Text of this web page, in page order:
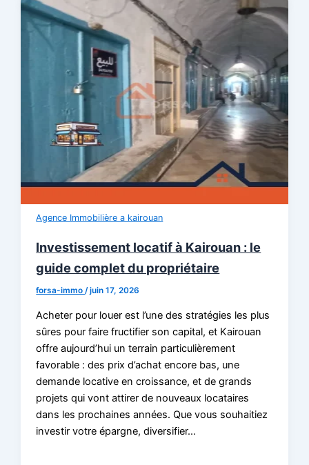
Agence Immobilière a kairouan
Investissement locatif à Kairouan : le
guide complet du propriétaire
forsa-immo/juin 17, 2026
Acheter pour louer est l’une des stratégies les plus
sûres pour faire fructifier son capital, et Kairouan
offre aujourd’hui un terrain particulièrement
favorable : des prix d’achat encore bas, une
demande locative en croissance, et de grands
projets qui vont attirer de nouveaux locataires
dans les prochaines années. Que vous souhaitiez
investir votre épargne, diversifier…